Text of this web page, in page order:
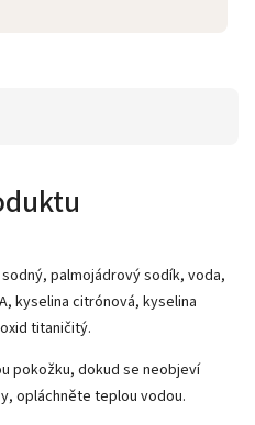
palmojádrový sodík, voda,
kyselina citrónová, kyselina
titaničitý.
pokožku, dokud se neobjeví
opláchněte teplou vodou.